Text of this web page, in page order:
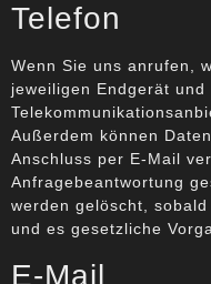
Telefon
Wenn Sie uns anrufen,
jeweiligen Endgerät
Außerdem können
Anschluss per E-Mail
Anfragebeantwortung
werden gelöscht,
und es gesetzliche
E-Mail